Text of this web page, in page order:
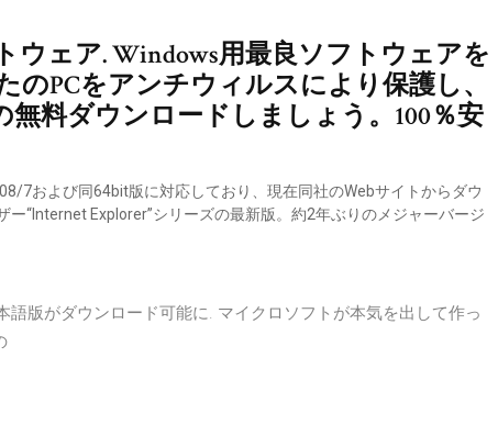
ウェア. Windows用最良ソフトウェアを
PCをアンチウィルスにより保護し、
料ダウンロードしましょう。100％安
7および同64bit版に対応しており、現在同社のWebサイトからダウ
ー“Internet Explorer”シリーズの最新版。約2年ぶりのメジャーバージ
語版がダウンロード可能に. マイクロソフトが本気を出して作っ